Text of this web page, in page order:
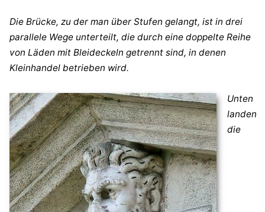
Die Brücke, zu der man über Stufen gelangt, ist in drei
parallele Wege unterteilt, die durch eine doppelte Reihe
von Läden mit Bleideckeln getrennt sind, in denen
Kleinhandel betrieben wird.
Unten
landen
die